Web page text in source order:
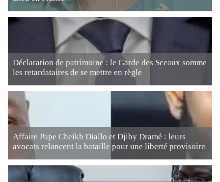
Déclaration de patrimoine : le Garde des Sceaux somme
les retardataires de se mettre en règle
Affaire Pape Cheikh Diallo et Djiby Dramé : leurs
avocats relancent la bataille pour une liberté provisoire